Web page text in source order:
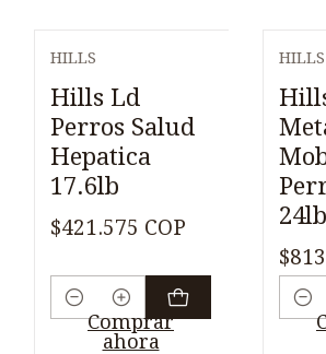
HILLS
Hills Ld
Perros Salud
Hepatica
17.6lb
$421.575 COP
Cantidad
Comprar
ahora
HILLS
24lb